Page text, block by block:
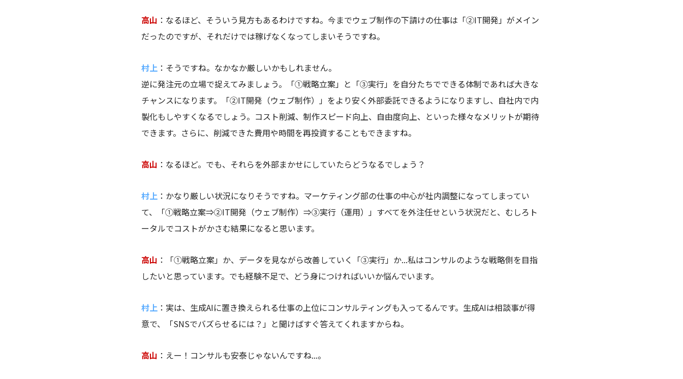
高山 ：なるほど、そういう見方もあるわけですね。今までウェブ制作の下請けの仕事は「②IT開発」がメイン
だったのですが、それだけでは稼げなくなってしまいそうですね。
村上 ：そうですね。なかなか厳しいかもしれません。
逆に発注元の立場で捉えてみましょう。「①戦略立案」と「③実行」を自分たちでできる体制であれば大きな
チャンスになります。「②IT開発（ウェブ制作）」をより安く外部委託できるようになりますし、自社内で内
製化もしやすくなるでしょう。コスト削減、制作スピード向上、自由度向上、といった様々なメリットが期待
できます。さらに、削減できた費用や時間を再投資することもできますね。
高山 ：なるほど。でも、それらを外部まかせにしていたらどうなるでしょう？
村上 ：かなり厳しい状況になりそうですね。マーケティング部の仕事の中心が社内調整になってしまってい
て、「①戦略立案⇒②IT開発（ウェブ制作）⇒③実行（運用）」 すべてを外注任せという状況だと、むしろト
ータルでコストがかさむ結果になると思います。
高山 ：「①戦略立案」か、データを見ながら改善していく「③実行」か...私はコンサルのような戦略側を目指
したいと思っています。でも経験不足で、どう身につければいいか悩んでいます。
村上 ：実は、生成AIに置き換えられる仕事の上位にコンサルティングも入ってるんです。 生成AIは相談事が得
意で、「SNSでバズらせるには？」と聞けばすぐ答えてくれますからね。
高山 ：えー！コンサルも安泰じゃないんですね...。